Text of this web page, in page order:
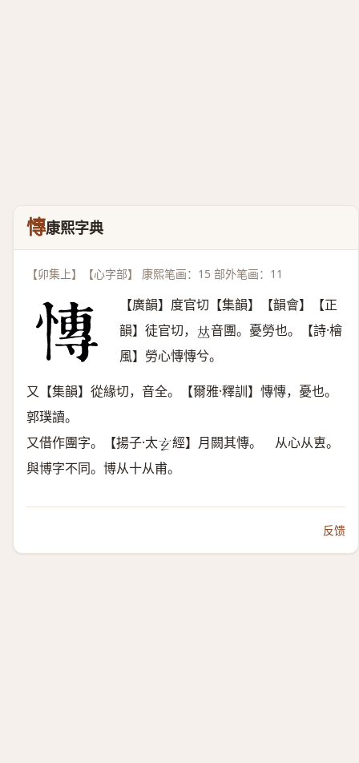
慱康熙字典
【卯集上】【心字部】 康熙笔画：15 部外笔画：11
【廣韻】度官切【集韻】【韻會】【正
韻】徒官切， 𠀤音團。憂勞也。【詩·檜
風】勞心慱慱兮。
又【集韻】從緣切，音全。【爾雅·釋訓】慱慱，憂也。
郭璞讀。
又借作團字。【揚子·太𤣥 經】月闕其慱。 从心从叀。
與博字不同。博从十从甫。
反馈